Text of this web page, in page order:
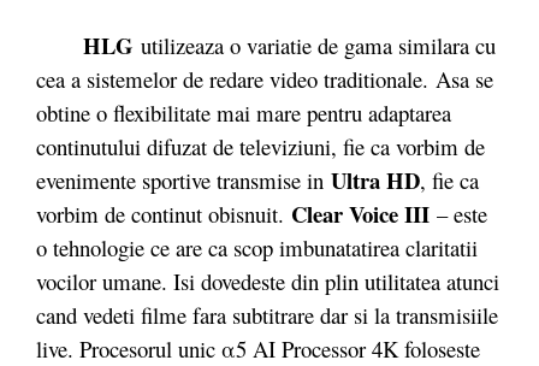
HLG utilizeaza o variatie de gama similara cu
cea a sistemelor de redare video traditionale. Asa se
obtine o flexibilitate mai mare pentru adaptarea
continutului difuzat de televiziuni, fie ca vorbim de
evenimente sportive transmise in Ultra HD, fie ca
vorbim de continut obisnuit. Clear Voice III – este
o tehnologie ce are ca scop imbunatatirea claritatii
vocilor umane. Isi dovedeste din plin utilitatea atunci
cand vedeti filme fara subtitrare dar si la transmisiile
live. Procesorul unic α5 AI Processor 4K foloseste